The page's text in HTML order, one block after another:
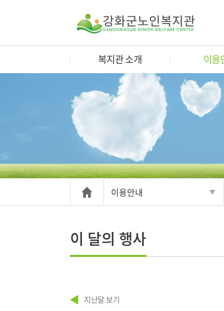
복지관 소개 이용
이용안내
이 달의 행사
지난달 보기